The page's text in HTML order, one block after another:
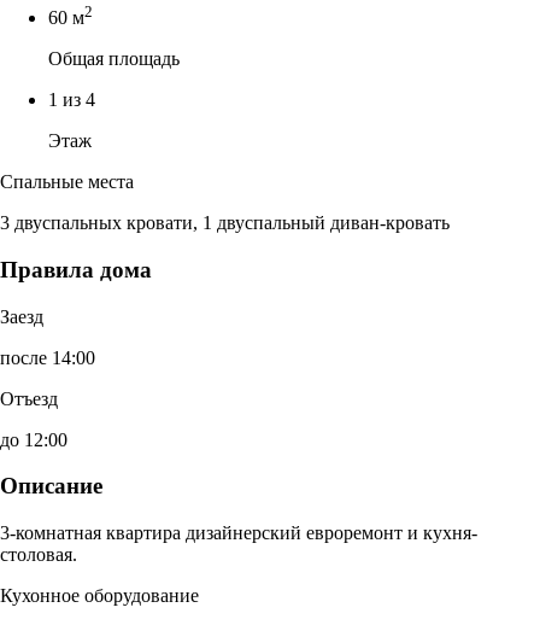
60 м2
Общая площадь
1 из 4
Этаж
Спальные места
3 двуспальных кровати, 1 двуспальный диван-кровать
Правила дома
Заезд
после 14:00
Отъезд
до 12:00
Описание
3-комнатная квартира дизайнерский евроремонт и кухня-
столовая.
Кухонное оборудование